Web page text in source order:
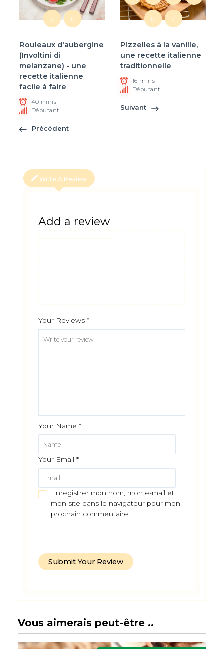
C P
Rouleaux d'aubergine
(Involtini di
melanzane) - une
recette italienne
facile à faire
40 mins
Débutant
Précédent
R V
Pizzelles à la vanille,
une recette italienne
traditionnelle
16 mins
Débutant
Suivant
Write A Review
Add a review
Your Reviews*
Your Name*
Your Email*
Enregistrer mon nom, mon e-mail et
mon site dans le navigateur pour mon
prochain commentaire.
Vous aimerais peut-être ..